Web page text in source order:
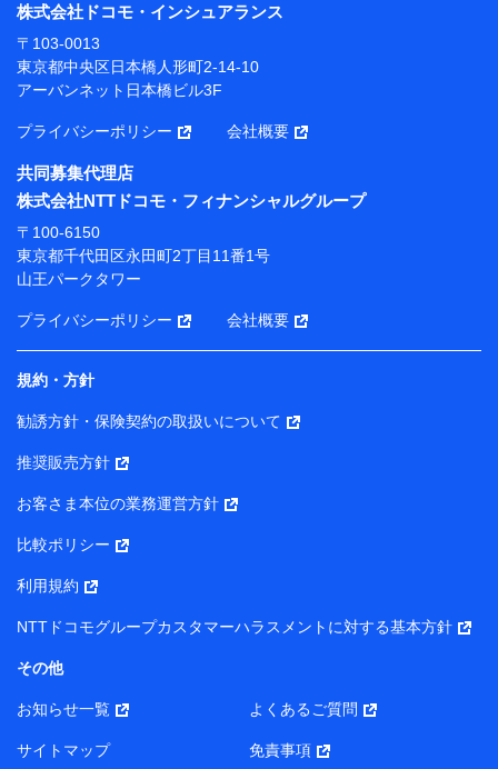
当社または株式会社NTTドコモ・フィナンシャルグルー
プが提供する保険関連サービスにおけるユーザー登録受
付および管理のため
当社または株式会社NTTドコモ・フィナンシャルグルー
携会社の保険その他に関する情報を提供するため、また
維持管理等の委託業務遂行のため、またそれらに付帯、
関連する当社または株式会社NTTドコモ・フィナンシャ
ルグループおよび提携会社のサービスを案内、提供する
ため
（各サービスで取得したサービス利用履歴、ウェブサイ
トの閲覧履歴、購買履歴、ご契約内容等のパーソナルデ
ータを分析して、お客さまの趣味・嗜好・傾向に応じた
サービス・商品等に関するご提案や広告の配信等を行う
ことがあります。）
各種セミナーの開催のため
コンサルティングサービスの実施のため
アンケートやキャンペーン等の実施のため
上記に係る案内・手続き・管理等付帯業務を行うため
所・代表者名】
り）
株式会社NTTドコモ・フィナンシャルグループ 代表取締役
社長 廣井 孝史
東京都中央区日本橋人形町2-14-10 アーバンネット日本橋
株式会社ドコモ・インシュアランス 代表取締役社長 吉
村 忠義
株式会社ドコモ・インシュアランス
〒103-0013
東京都中央区日本橋人形町2-14-10
アーバンネット日本橋ビル3F
プライバシーポリシー 会社概要
共同募集代理店
株式会社NTTドコモ・フィナンシャルグループ
〒100-6150
東京都千代田区永田町2丁目11番1号
山王パークタワー
プライバシーポリシー 会社概要
規約・方針
勧誘方針・保険契約の取扱いについて
推奨販売方針
お客さま本位の業務運営方針
比較ポリシー
利用規約
NTTドコモグループカスタマーハラスメントに対する基本方針
その他
お知らせ一覧 よくあるご質問
サイトマップ 免責事項